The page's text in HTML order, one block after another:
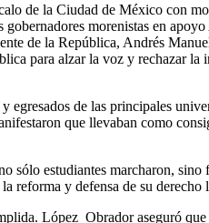
de la Ciudad de México con
morenistas en
de la República, Andrés
para alzar la voz y rechazar
egresados de las principales
que llevaban como
sólo estudiantes marcharon,
reforma y defensa de su derecho
López Obrador aseguró